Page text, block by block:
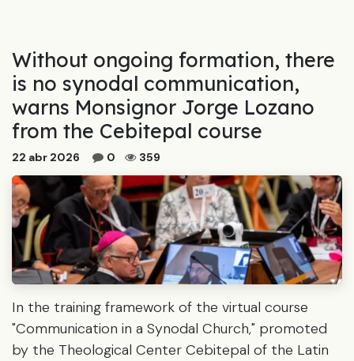
Without ongoing formation, there
is no synodal communication,
warns Monsignor Jorge Lozano
from the Cebitepal course
22 abr 2026 0 359
In the training framework of the virtual course
"Communication in a Synodal Church," promoted
by the Theological Center Cebitepal of the Latin